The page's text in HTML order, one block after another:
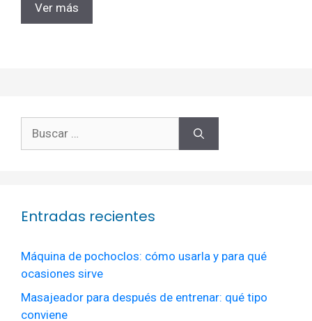
Ver más
Entradas recientes
Máquina de pochoclos: cómo usarla y para qué
ocasiones sirve
Masajeador para después de entrenar: qué tipo
conviene